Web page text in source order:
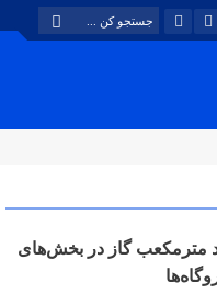
۴.۲ میلیارد مترمکعب گاز در بخش‌های